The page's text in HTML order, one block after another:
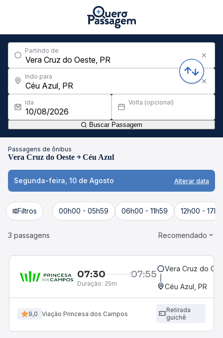
Partindo de
Indo para
Ida Volta (opcional)
Buscar Passagem
Passagens de ônibus
Vera Cruz do Oeste Céu Azul
Segunda-feira, 10 de Agosto Alterar data
Filtros 00h00 - 05h59 06h00 - 11h59 12h00 -
3 passagens Recomendado
07:30 07:55
Duração: 25m
Vera Cruz do
Céu Azul, PR
9,0 Viação Princesa dos Campos
Retirada
guichê